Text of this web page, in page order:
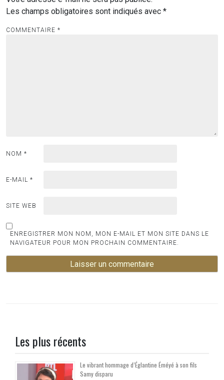
Les champs obligatoires sont indiqués avec *
COMMENTAIRE *
NOM *
E-MAIL *
SITE WEB
ENREGISTRER MON NOM, MON E-MAIL ET MON SITE DANS LE
NAVIGATEUR POUR MON PROCHAIN COMMENTAIRE.
Les plus récents
Le vibrant hommage d’Églantine Éméyé à son fils
Samy disparu